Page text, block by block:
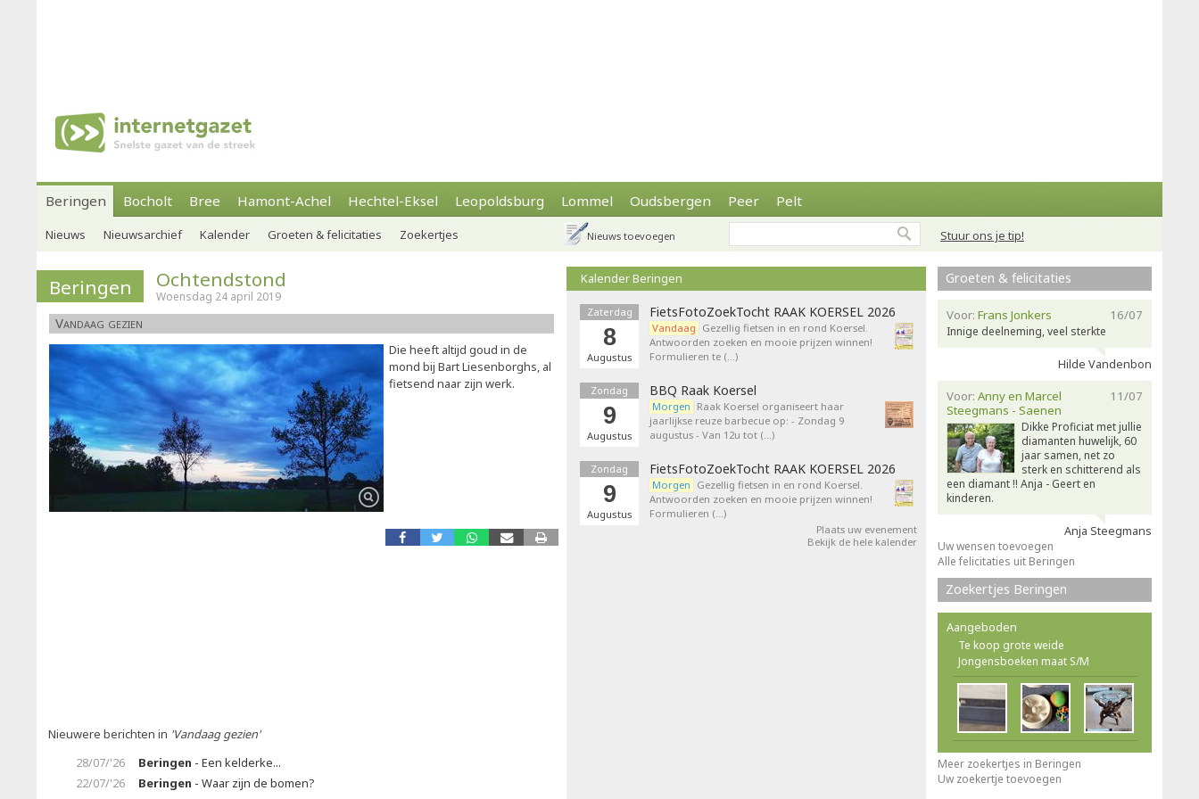
Beringen Bocholt Bree Hamont-Achel Hechtel-Eksel Leopoldsburg Lommel Oudsbergen Peer Pelt
Stuur ons je tip!
Nieuws Nieuwsarchief Kalender Groeten & felicitaties Zoekertjes Nieuws toevoegen
Beringen Ochtendstond
Woensdag 24 april 2019
Vandaag gezien
Die heeft altijd goud in de
mond bij Bart Liesenborghs, al
fietsend naar zijn werk.
Nieuwere berichten in 'Vandaag gezien'
28/07/'26
Beringen - Een kelderke...
22/07/'26
Beringen - Waar zijn de bomen?
Kalender Beringen
Zaterdag
8
Augustus
FietsFotoZoekTocht RAAK KOERSEL 2026
Vandaag Gezellig fietsen in en rond Koersel.
Antwoorden zoeken en mooie prijzen winnen!
Formulieren te (…)
Zondag
9
Augustus
BBQ Raak Koersel
Morgen Raak Koersel organiseert haar
jaarlijkse reuze barbecue op: - Zondag 9
augustus - Van 12u tot (…)
Zondag
9
Augustus
FietsFotoZoekTocht RAAK KOERSEL 2026
Morgen Gezellig fietsen in en rond Koersel.
Antwoorden zoeken en mooie prijzen winnen!
Formulieren (…)
Plaats uw evenement
Bekijk de hele kalender
Groeten & felicitaties
16/07
Voor: Frans Jonkers
Innige deelneming, veel sterkte
Hilde Vandenbon
11/07
Voor: Anny en Marcel
Steegmans - Saenen
Dikke Proficiat met jullie
diamanten huwelijk, 60
jaar samen, net zo
sterk en schitterend als
een diamant !! Anja - Geert en
kinderen.
Anja Steegmans
Uw wensen toevoegen
Alle felicitaties uit Beringen
Zoekertjes Beringen
Aangeboden
Te koop grote weide
Jongensboeken maat S/M
Meer zoekertjes in Beringen
Uw zoekertje toevoegen